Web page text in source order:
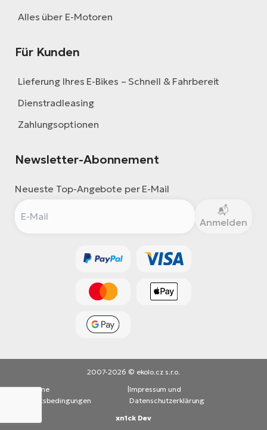
Alles über E-Motoren
Für Kunden
Lieferung Ihres E-Bikes – Schnell & Fahrbereit
Dienstradleasing
Zahlungsoptionen
Newsletter-Abonnement
Neueste Top-Angebote per E-Mail
Anmelden
2007-2026 © ekolo.cz s.r.o.
Allgemeine
Geschäftsbedingungen
Impressum und
Datenschutzerklärung
xn1ck Dev